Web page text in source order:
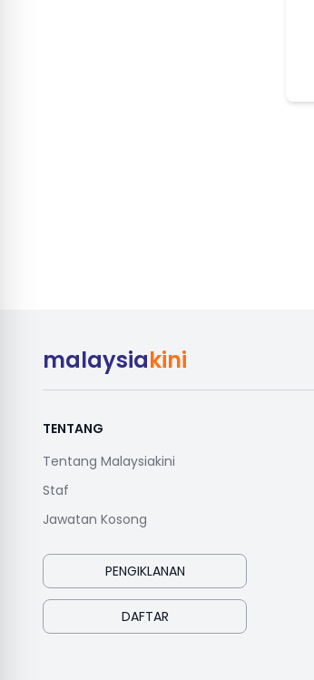
malaysiakini
TENTANG
Tentang Malaysiakini
Staf
Jawatan Kosong
PENGIKLANAN
DAFTAR